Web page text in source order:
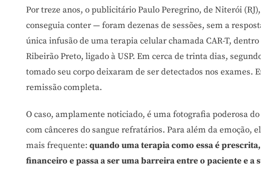
Por treze anos, o publicitário Paulo Peregrino, de Niterói
conseguia conter — foram dezenas de sessões, sem a
única infusão de uma terapia celular chamada CAR-T,
Ribeirão Preto, ligado à USP. Em cerca de trinta dias,
tomado seu corpo deixaram de ser detectados nos exames.
remissão completa.
O caso, amplamente noticiado, é uma fotografia poderosa
com cânceres do sangue refratários. Para além da emoção,
mais frequente: quando uma terapia como essa é
financeiro e passa a ser uma barreira entre o paciente e